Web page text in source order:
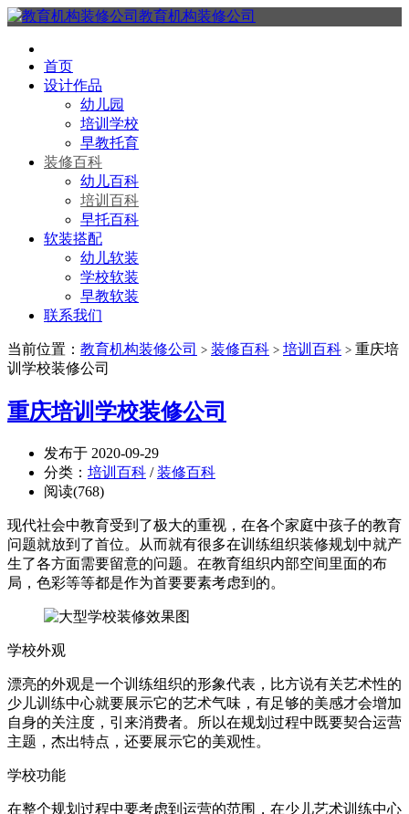
教育机构装修公司
首页
设计作品
幼儿园
培训学校
早教托育
装修百科
幼儿百科
培训百科
早托百科
软装搭配
幼儿软装
学校软装
早教软装
联系我们
当前位置： 教育机构装修公司 > 装修百科 > 培训百科 > 重庆培
训学校装修公司
重庆培训学校装修公司
发布于 2020-09-29
分类： 培训百科 /装修百科
阅读(768)
现代社会中教育受到了极大的重视，在各个家庭中孩子的教育
问题就放到了首位。从而就有很多在训练组织装修规划中就产
生了各方面需要留意的问题。在教育组织内部空间里面的布
局，色彩等等都是作为首要要素考虑到的。
学校外观
漂亮的外观是一个训练组织的形象代表，比方说有关艺术性的
少儿训练中心就要展示它的艺术气味，有足够的美感才会增加
自身的关注度，引来消费者。所以在规划过程中既要契合运营
主题，杰出特点，还要展示它的美观性。
学校功能
在整个规划过程中要考虑到运营的范围，在少儿艺术训练中心